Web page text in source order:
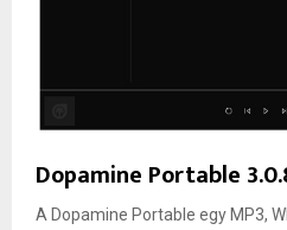
Dopamine Portable
A Dopamine Portable egy MP3,